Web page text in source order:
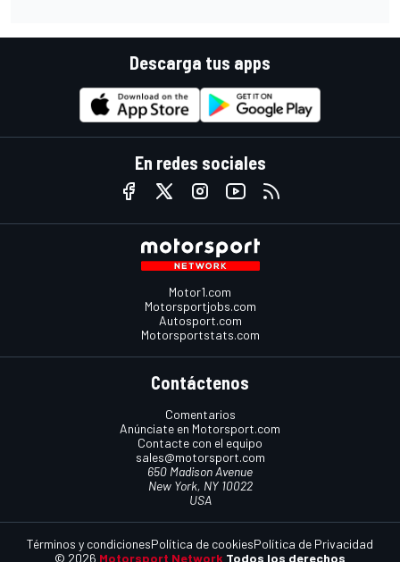
Descarga tus apps
En redes sociales
Motor1.com
Motorsportjobs.com
Autosport.com
Motorsportstats.com
Contáctenos
Comentarios
Anúnciate en Motorsport.com
Contacte con el equipo
sales@motorsport.com
650 Madison Avenue
New York, NY 10022
USA
© 2026 Motorsport Network Todos los derechos
Términos y condicionesPolítica de cookiesPolítica de Privacidad